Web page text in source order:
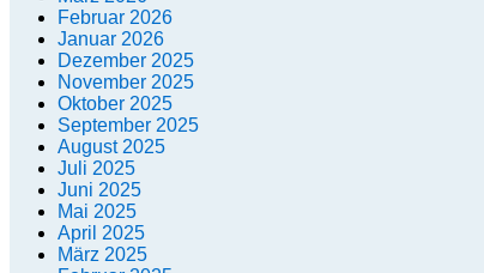
Februar 2026
Januar 2026
Dezember 2025
November 2025
Oktober 2025
September 2025
August 2025
Juli 2025
Juni 2025
Mai 2025
April 2025
März 2025